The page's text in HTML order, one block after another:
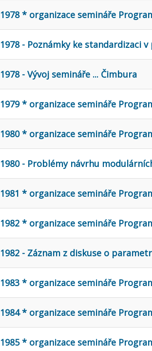
1978 * organizace semináře
1978 - Poznámky ke standardizaci
1978 - Vývoj semináře ... Čimbura
1979 * organizace semináře
1980 * organizace semináře
1980 - Problémy návrhu
1981 * organizace semináře
1982 * organizace semináře
1982 - Záznam z diskuse o
1983 * organizace semináře
1984 * organizace semináře
1985 * organizace semináře